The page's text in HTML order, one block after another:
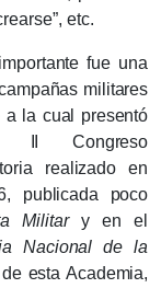
etc.
fue una
militares
la cual presentó
II Congreso
realizado en
publicada poco
Military en el
Nacional de la
esta Academia,